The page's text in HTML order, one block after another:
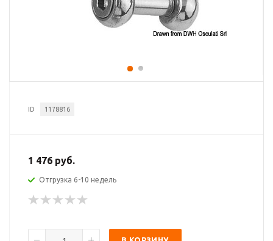
ID 1178816
1 476 руб.
Отгрузка 6-10 недель